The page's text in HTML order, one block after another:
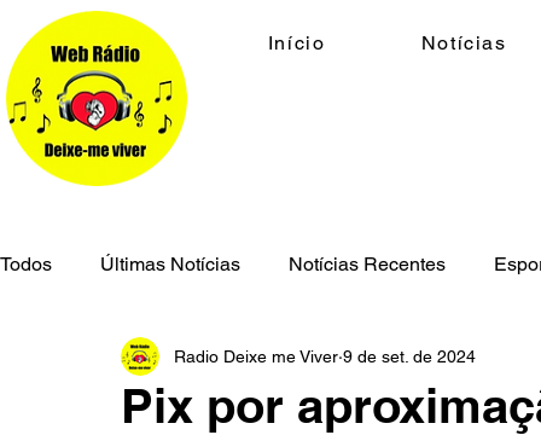
Início Notícias
Todos Últimas Notícias Notícias Recentes
Economia Cidades Meio Ambiente
Pix por
Radio Deixe me Viver 9 de set. de 2024